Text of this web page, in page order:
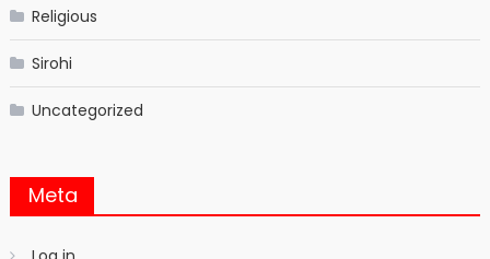
Religious
Sirohi
Uncategorized
Meta